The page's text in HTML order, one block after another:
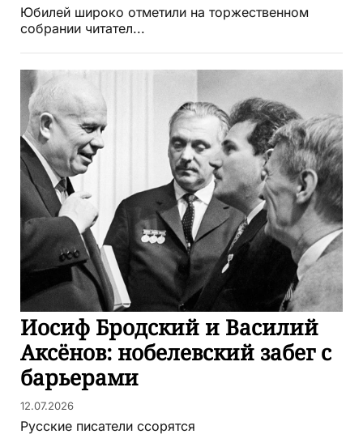
Юбилей широко отметили на торжественном
собрании читател...
Иосиф Бродский и Василий
Аксёнов: нобелевский забег с
барьерами
12.07.2026
Русские писатели ссорятся